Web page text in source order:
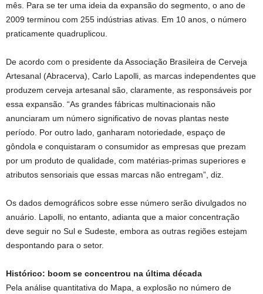
mês. Para se ter uma ideia da expansão do segmento, o ano de
2009 terminou com 255 indústrias ativas. Em 10 anos, o número
praticamente quadruplicou.
De acordo com o presidente da Associação Brasileira de Cerveja
Artesanal (Abracerva), Carlo Lapolli, as marcas independentes que
produzem cerveja artesanal são, claramente, as responsáveis por
essa expansão. “As grandes fábricas multinacionais não
anunciaram um número significativo de novas plantas neste
período. Por outro lado, ganharam notoriedade, espaço de
gôndola e conquistaram o consumidor as empresas que prezam
por um produto de qualidade, com matérias-primas superiores e
atributos sensoriais que essas marcas não entregam”, diz.
Os dados demográficos sobre esse número serão divulgados no
anuário. Lapolli, no entanto, adianta que a maior concentração
deve seguir no Sul e Sudeste, embora as outras regiões estejam
despontando para o setor.
Histórico: boom se concentrou na última década
Pela análise quantitativa do Mapa, a explosão no número de